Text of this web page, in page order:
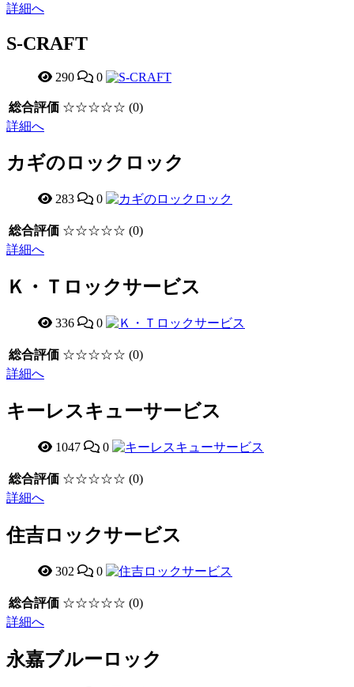
詳細へ
S-CRAFT
290 0
総合評価 ☆☆☆☆☆ (0)
詳細へ
カギのロックロック
283 0
総合評価 ☆☆☆☆☆ (0)
詳細へ
Ｋ・Ｔロックサービス
336 0
総合評価 ☆☆☆☆☆ (0)
詳細へ
キーレスキューサービス
1047 0
総合評価 ☆☆☆☆☆ (0)
詳細へ
住吉ロックサービス
302 0
総合評価 ☆☆☆☆☆ (0)
詳細へ
永嘉ブルーロック